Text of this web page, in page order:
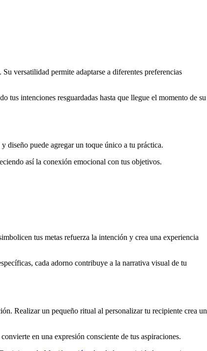
versatilidad permite adaptarse a diferentes preferencias
tus intenciones resguardadas hasta que llegue el momento de su
diseño puede agregar un toque único a tu práctica.
así la conexión emocional con tus objetivos.
tus metas refuerza la intención y crea una experiencia
cada adorno contribuye a la narrativa visual de tu
Realizar un pequeño ritual al personalizar tu recipiente crea un
en una expresión consciente de tus aspiraciones.